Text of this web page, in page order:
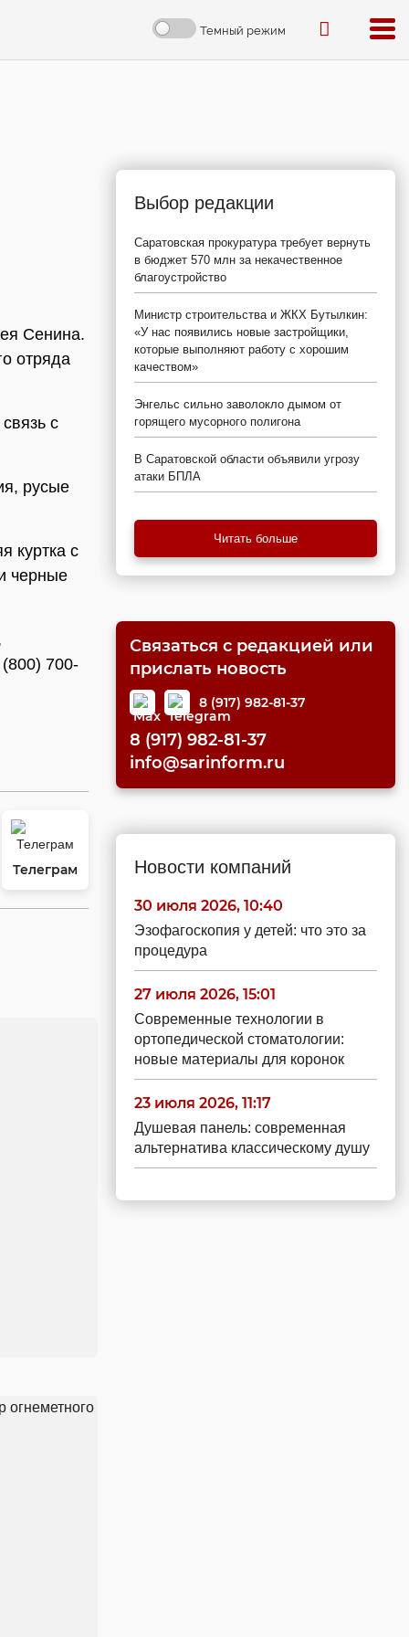
Темный режим
Сенина.
отряда
с
русые
куртка с
черные
700-
Телеграм
Выбор редакции
Саратовская прокуратура требует вернуть
в бюджет 570 млн за некачественное
благоустройство
Министр строительства и ЖКХ Бутылкин:
«У нас появились новые застройщики,
которые выполняют работу с хорошим
качеством»
Энгельс сильно заволокло дымом от
горящего мусорного полигона
В Саратовской области объявили угрозу
атаки БПЛА
Читать больше
Связаться с редакцией или
прислать новость
8 (917) 982-81-37
8 (917) 982-81-37
info@sarinform.ru
Новости компаний
30 июля 2026, 10:40
Эзофагоскопия у детей: что это за
процедура
27 июля 2026, 15:01
Современные технологии в
ортопедической стоматологии:
новые материалы для коронок
23 июля 2026, 11:17
Душевая панель: современная
альтернатива классическому душу